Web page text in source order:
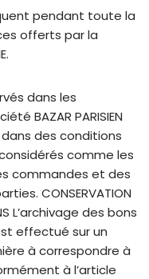
pendant toute la
offerts par la
dans les
BAZAR PARISIEN
dans des conditions
comme les
commandes et des
CONSERVATION
L’archivage des bons
effectué sur un
à correspondre à
à l’article